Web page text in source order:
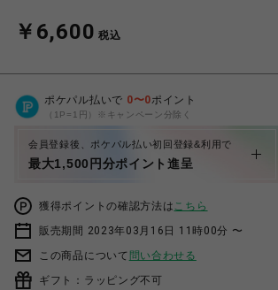
￥6,600 税込
ポケパル払いで 0〜0ポイント
（1P=1円）※キャンペーン分除く
会員登録後、ポケパル払い初回登録&利用で
最大1,500円分ポイント進呈
獲得ポイントの確認方法はこちら
販売期間 2023年03月16日 11時00分 〜
この商品について 問い合わせる
ギフト：ラッピング不可